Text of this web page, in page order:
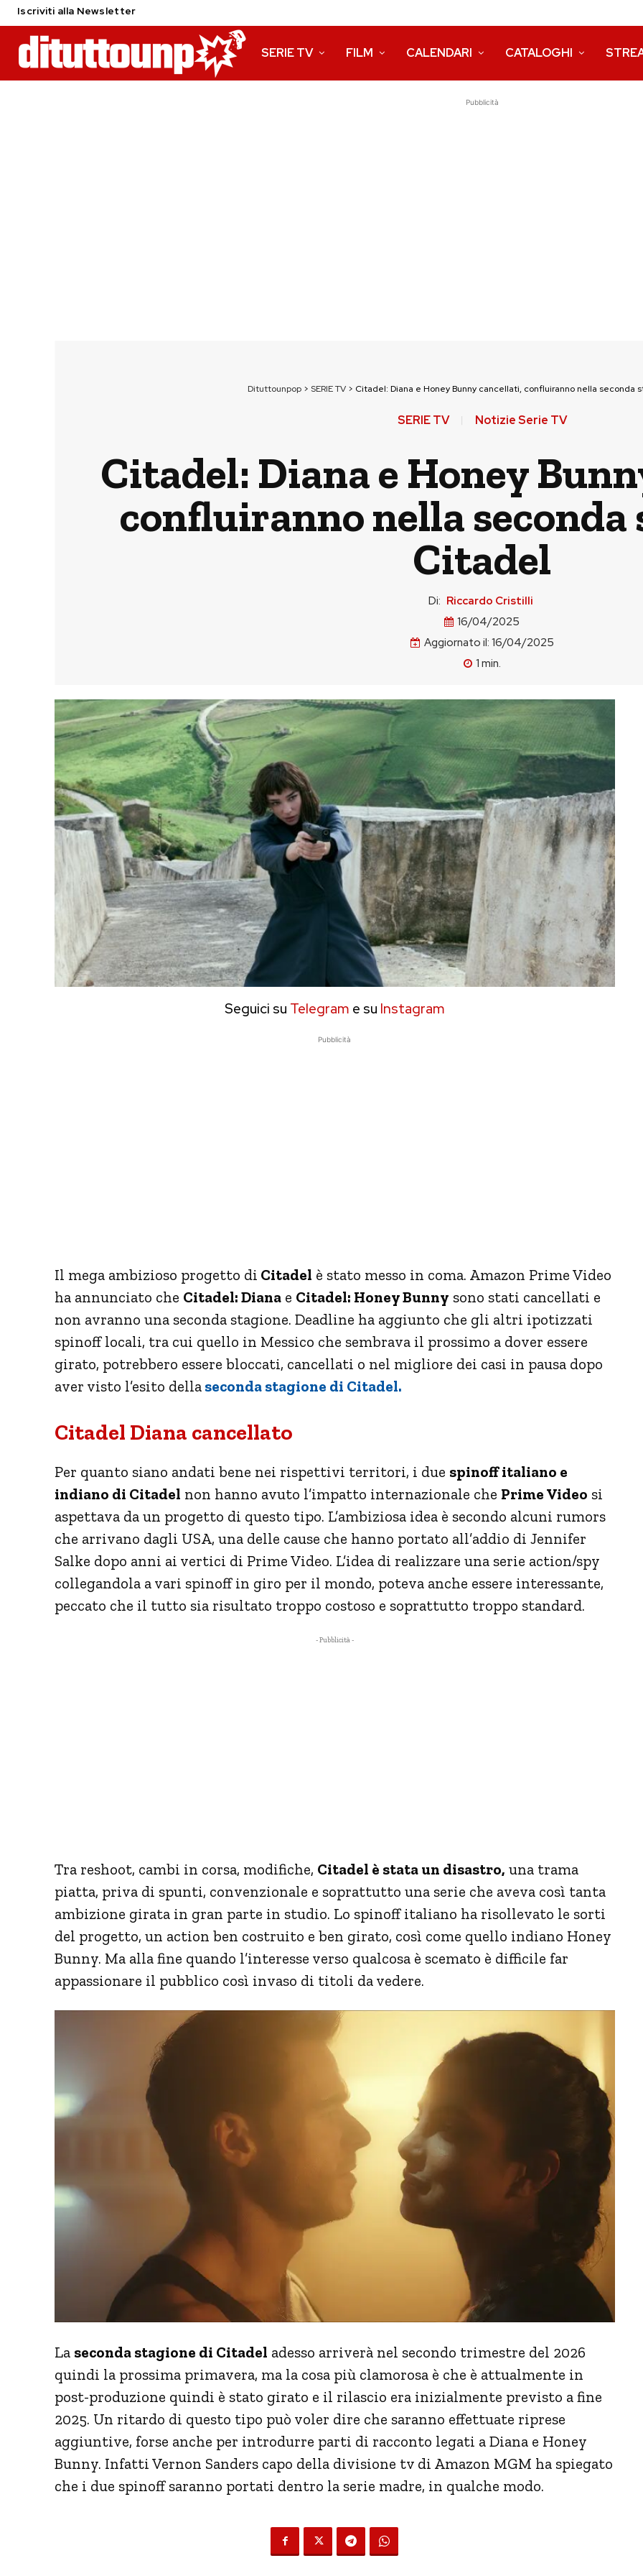
Iscriviti alla Newsletter
SERIE TV FILM CALENDARI CATALOGHI
Pubblicità
Dituttounpop> SERIE TV> Citadel: Diana e Honey Bunny cancellati, confluiranno nella seconda
SERIE TV Notizie Serie TV
Citadel: Diana e Honey
confluiranno nella seconda
Citadel
Di: Riccardo Cristilli
16/04/2025
Aggiornato il: 16/04/2025
1 min.
Seguici su Telegram e su Instagram
Pubblicità
Il mega ambizioso progetto di Citadel è stato messo in coma. Amazon Prime Video
ha annunciato che Citadel: Diana e Citadel: Honey Bunny sono stati cancellati e
non avranno una seconda stagione. Deadline ha aggiunto che gli altri ipotizzati
spinoff locali, tra cui quello in Messico che sembrava il prossimo a dover essere
girato, potrebbero essere bloccati, cancellati o nel migliore dei casi in pausa dopo
aver visto l’esito della seconda stagione di Citadel.
Citadel Diana cancellato
Per quanto siano andati bene nei rispettivi territori, i due spinoff italiano e
indiano di Citadel non hanno avuto l’impatto internazionale che Prime Video si
aspettava da un progetto di questo tipo. L’ambiziosa idea è secondo alcuni rumors
che arrivano dagli USA, una delle cause che hanno portato all’addio di Jennifer
Salke dopo anni ai vertici di Prime Video. L’idea di realizzare una serie action/spy
collegandola a vari spinoff in giro per il mondo, poteva anche essere interessante,
peccato che il tutto sia risultato troppo costoso e soprattutto troppo standard.
- Pubblicità -
Tra reshoot, cambi in corsa, modifiche, Citadel è stata un disastro, una trama
piatta, priva di spunti, convenzionale e soprattutto una serie che aveva così tanta
ambizione girata in gran parte in studio. Lo spinoff italiano ha risollevato le sorti
del progetto, un action ben costruito e ben girato, così come quello indiano Honey
Bunny. Ma alla fine quando l’interesse verso qualcosa è scemato è difficile far
appassionare il pubblico così invaso di titoli da vedere.
La seconda stagione di Citadel adesso arriverà nel secondo trimestre del 2026
quindi la prossima primavera, ma la cosa più clamorosa è che è attualmente in
post-produzione quindi è stato girato e il rilascio era inizialmente previsto a fine
2025. Un ritardo di questo tipo può voler dire che saranno effettuate riprese
aggiuntive, forse anche per introdurre parti di racconto legati a Diana e Honey
Bunny. Infatti Vernon Sanders capo della divisione tv di Amazon MGM ha spiegato
che i due spinoff saranno portati dentro la serie madre, in qualche modo.